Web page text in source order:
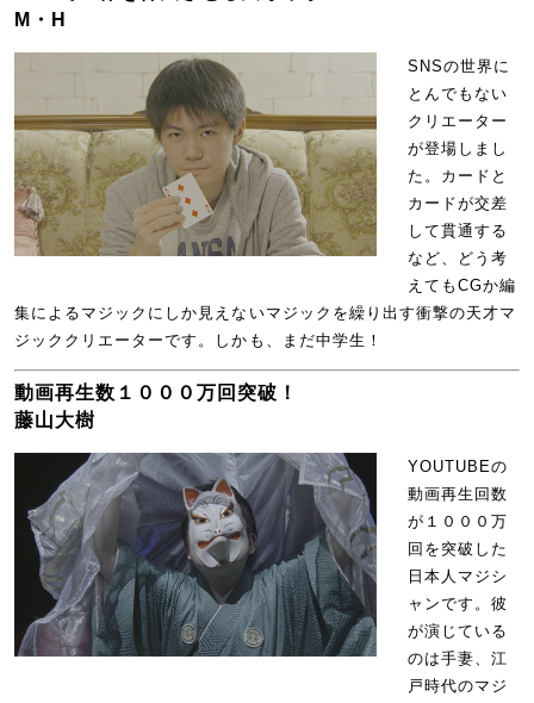
M・H
SNSの世界に
とんでもない
クリエーター
が登場しまし
た。カードと
カードが交差
して貫通する
など、どう考
えてもCGか編
集によるマジックにしか見えないマジックを繰り出す衝撃の天才マ
ジッククリエーターです。しかも、まだ中学生！
動画再生数１０００万回突破！
藤山大樹
YOUTUBEの
動画再生回数
が１０００万
回を突破した
日本人マジシ
ャンです。彼
が演じている
のは手妻、江
戸時代のマジ